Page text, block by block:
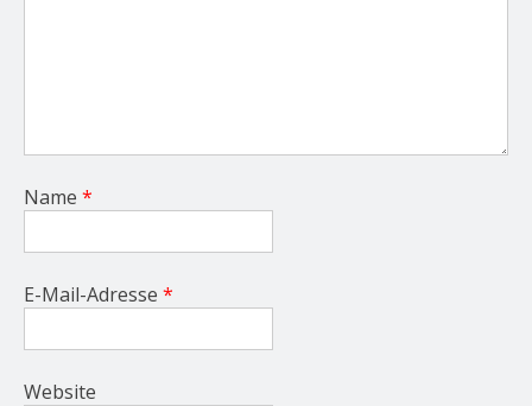
Name *
E-Mail-Adresse *
Website